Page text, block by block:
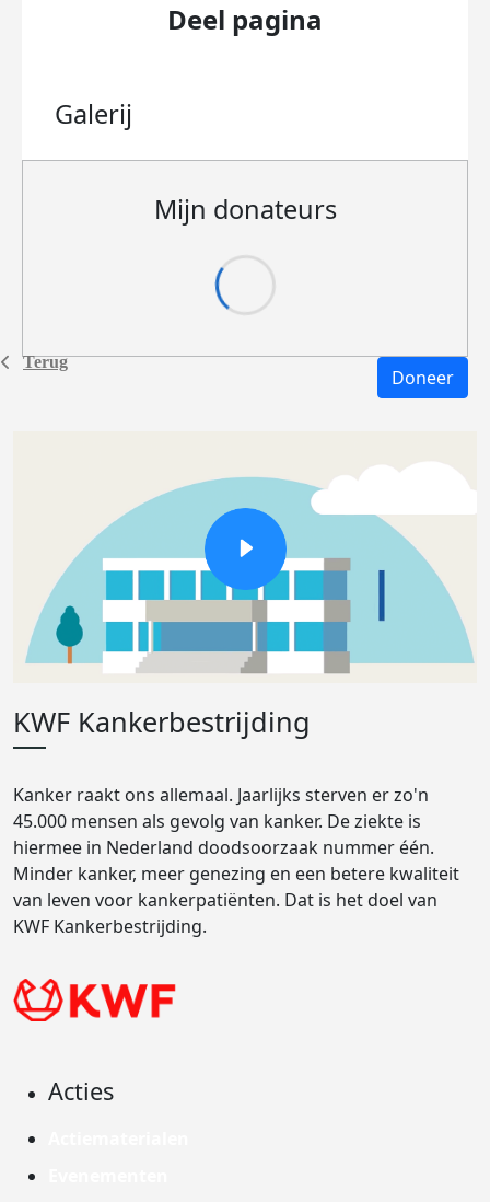
Terug
Deel pagina
Galerij
Mijn donateurs
Doneer
KWF Kankerbestrijding
Kanker raakt ons allemaal. Jaarlijks sterven er zo'n
45.000 mensen als gevolg van kanker. De ziekte is
hiermee in Nederland doodsoorzaak nummer één.
Minder kanker, meer genezing en een betere kwaliteit
van leven voor kankerpatiënten. Dat is het doel van
KWF Kankerbestrijding.
Acties